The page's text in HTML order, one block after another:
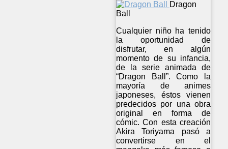
Dragon
Ball
Cualquier niño ha tenido
la oportunidad de
disfrutar, en algún
momento de su infancia,
de la serie animada de
“Dragon Ball”. Como la
mayoría de animes
japoneses, éstos vienen
predecidos por una obra
original en forma de
cómic. Con esta creación
Akira Toriyama pasó a
convertirse en el